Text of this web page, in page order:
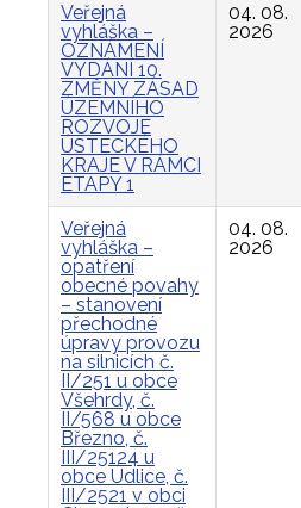
Veřejná
vyhláška –
OZNÁMENÍ
VYDÁNÍ 10.
ZMĚNY ZÁSAD
ÚZEMNÍHO
ROZVOJE
ÚSTECKÉHO
KRAJE V RÁMCI
ETAPY 1
04. 08.
2026
Veřejná
vyhláška –
opatření
obecné povahy
– stanovení
přechodné
úpravy provozu
na silnicích č.
II/251 u obce
Všehrdy, č.
II/568 u obce
Březno, č.
III/25124 u
obce Údlice, č.
III/2521 v obci
04. 08.
2026